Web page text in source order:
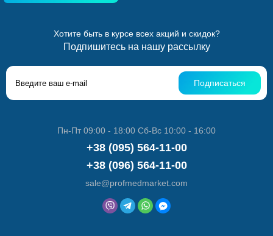
Хотите быть в курсе всех акций и скидок?
Подпишитесь на нашу рассылку
Подписаться
Пн-Пт 09:00 - 18:00 Сб-Вс 10:00 - 16:00
+38 (095) 564-11-00
+38 (096) 564-11-00
sale@profmedmarket.com